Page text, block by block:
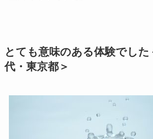
とても意味のある体験でした
代・東京都＞